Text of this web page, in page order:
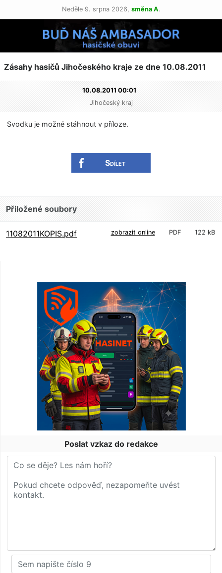
Neděle 9. srpna 2026, směna A.
Zásahy hasičů Jihočeského kraje ze dne 10.08.2011
10.08.2011 00:01
Jihočeský kraj
Svodku je možné stáhnout v příloze.
Sdílet
Přiložené soubory
11082011KOPIS.pdf zobrazit online PDF 122 kB
Poslat vzkaz do redakce